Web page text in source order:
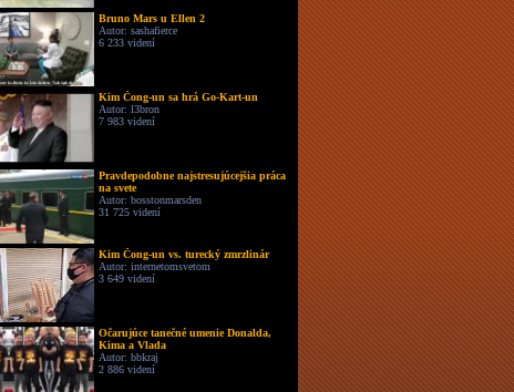
Bruno Mars u Ellen 2
Autor: sashafierce
6 233 videní
Kim Čong-un sa hrá Go-Kart-un
Autor: l3bron
7 983 videní
Pravdepodobne najstresujúcejšia práca
na svete
Autor: bosstonmarsden
31 725 videní
Kim Čong-un vs. turecký zmrzlinár
Autor: internetomsvetom
3 649 videní
Očarujúce tanečné umenie Donalda,
Kima a Vlada
Autor: bbkraj
2 886 videní